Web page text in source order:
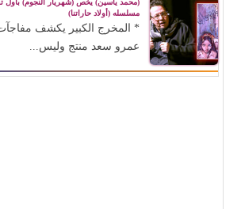
(محمد ياسين) يخص (شهريار النجوم) بأول
مسلسله (أولاد حاراتنا)
* المخرج الكبير يكشف
عمرو سعد منتج وليس...